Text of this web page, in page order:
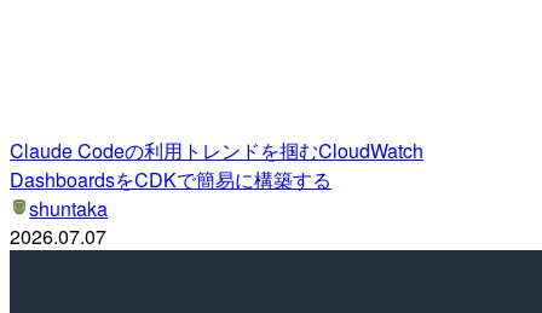
Claude Codeの利用トレンドを掴むCloudWatch
DashboardsをCDKで簡易に構築する
shuntaka
2026.07.07